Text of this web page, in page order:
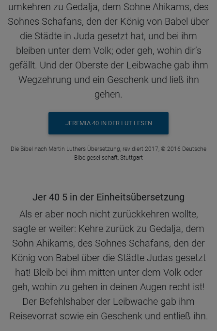
umkehren zu Gedalja, dem Sohne Ahikams, des
Sohnes Schafans, den der König von Babel über
die Städte in Juda gesetzt hat, und bei ihm
bleiben unter dem Volk; oder geh, wohin dir’s
gefällt. Und der Oberste der Leibwache gab ihm
Wegzehrung und ein Geschenk und ließ ihn
gehen.
JEREMIA 40 IN DER LUT LESEN
Die Bibel nach Martin Luthers Übersetzung, revidiert 2017, © 2016 Deutsche
Bibelgesellschaft, Stuttgart
Jer 40 5 in der Einheitsübersetzung
Als er aber noch nicht zurückkehren wollte,
sagte er weiter: Kehre zurück zu Gedalja, dem
Sohn Ahikams, des Sohnes Schafans, den der
König von Babel über die Städte Judas gesetzt
hat! Bleib bei ihm mitten unter dem Volk oder
geh, wohin zu gehen in deinen Augen recht ist!
Der Befehlshaber der Leibwache gab ihm
Reisevorrat sowie ein Geschenk und entließ ihn.